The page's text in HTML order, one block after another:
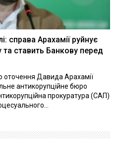
справа Арахамії руйнує
та ставить Банкову перед
оточення Давида Арахамії
антикорупційне бюро
прокуратура (САП)